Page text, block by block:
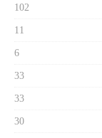
102
11
6
33
33
30